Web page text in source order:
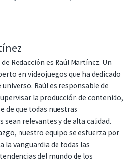
Redacción es Raúl Martínez. Un
en videojuegos que ha dedicado
universo. Raúl es responsable de
la producción de contenido,
de que todas nuestras
sean relevantes y de alta calidad.
nuestro equipo se esfuerza por
la vanguardia de todas las
del mundo de los